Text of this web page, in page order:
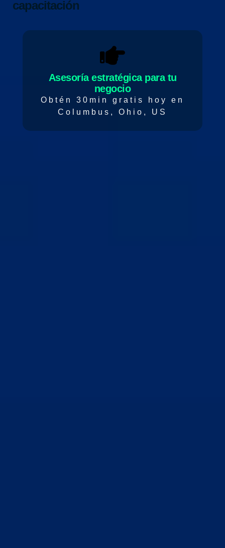
capacitación
Asesoría estratégica para tu
negocio
Obtén 30min gratis hoy en
Columbus, Ohio, US